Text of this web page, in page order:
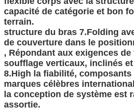
capacité de catégorie et bon
terrain.
structure du bras 7.Folding
de couverture dans le
, Répondant aux exigences
soufflage verticaux, inclinés
8.High la fiabilité, composants
marques célèbres
la conception de système est
assortie.